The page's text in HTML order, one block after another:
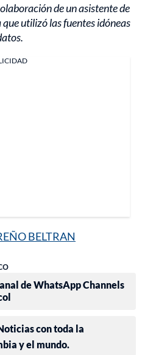
de un asistente de
utilizó las fuentes idóneas
BELTRAN
de WhatsApp Channels
con toda la
y el mundo.